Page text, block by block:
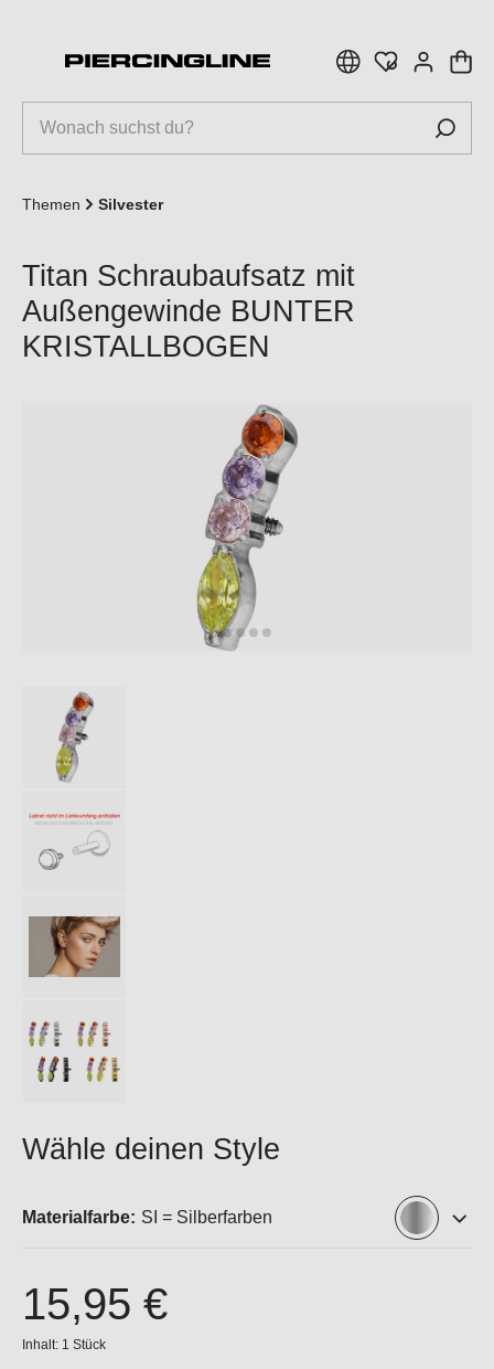
Themen Silvester
Titan Schraubaufsatz mit
Außengewinde BUNTER
KRISTALLBOGEN
Wähle deinen Style
Materialfarbe: SI = Silberfarben
15,95 €
Inhalt: 1 Stück